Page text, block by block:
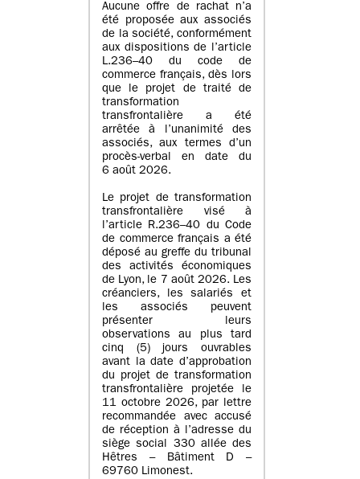
Aucune offre de rachat n’a
été proposée aux associés
de la société, conformément
aux dispositions de l’article
L.236–40 du code de
commerce français, dès lors
que le projet de traité de
transformation
transfrontalière a été
arrêtée à l’unanimité des
associés, aux termes d’un
procès-verbal en date du
6 août 2026.
Le projet de transformation
transfrontalière visé à
l’article R.236–40 du Code
de commerce français a été
déposé au greffe du tribunal
des activités économiques
de Lyon, le 7 août 2026. Les
créanciers, les salariés et
les associés peuvent
présenter leurs
observations au plus tard
cinq (5) jours ouvrables
avant la date d’approbation
du projet de transformation
transfrontalière projetée le
11 octobre 2026, par lettre
recommandée avec accusé
de réception à l’adresse du
siège social 330 allée des
Hêtres – Bâtiment D –
69760 Limonest.